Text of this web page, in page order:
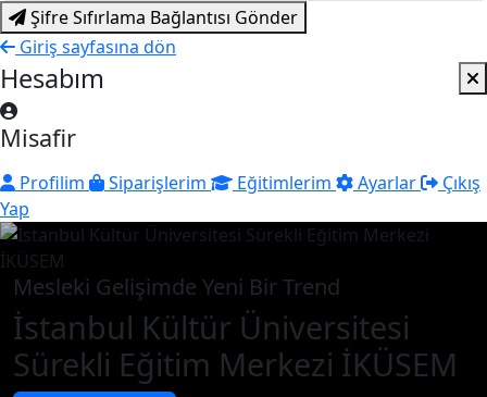
Şifre Sıfırlama Bağlantısı Gönder
Giriş sayfasına dön
Hesabım
Misafir
Profilim Siparişlerim Eğitimlerim Ayarlar
Çıkış
Yap
Mesleki Gelişimde Yeni Bir Trend
İstanbul Kültür Üniversitesi
Sürekli Eğitim Merkezi İKÜSEM